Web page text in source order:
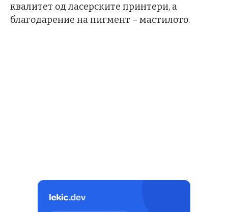
квалитет од ласерските принтери, а
благодарение на пигмент – мастилото.